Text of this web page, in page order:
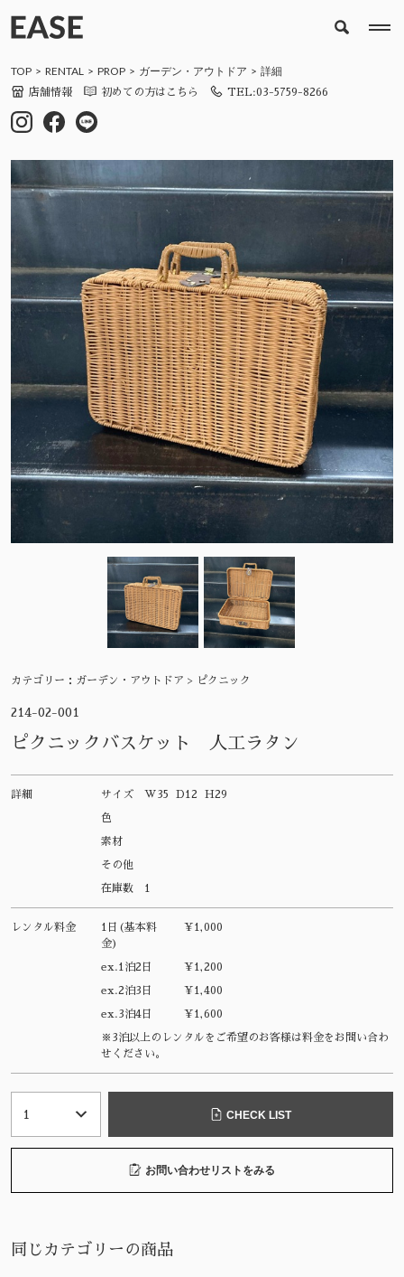
TOP RENTAL PROP ガーデン・アウトドア 詳細
店舗情報 初めての方はこちら TEL:03-5759-8266
カテゴリー： ガーデン・アウトドア > ピクニック
214-02-001
ピクニックバスケット 人工ラタン
詳細 サイズ W35 D12 H29
色
素材
その他
在庫数 1
レンタル料金
1日(基本料
金)
¥1,000
ex.1泊2日 ¥1,200
ex.2泊3日 ¥1,400
ex.3泊4日 ¥1,600
※3泊以上のレンタルをご希望のお客様は料金をお問い合わ
せください。
CHECK LIST
お問い合わせリストをみる
同じカテゴリーの商品